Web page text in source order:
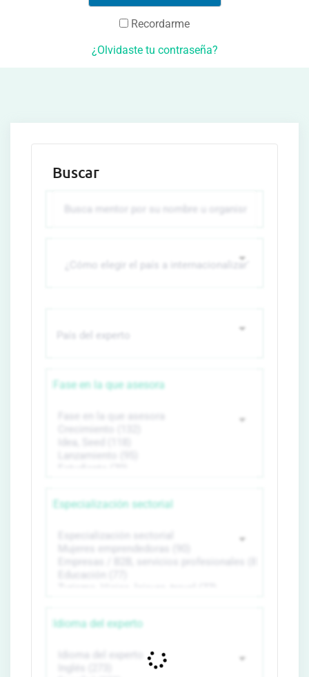
Recordarme
¿Olvidaste tu contraseña?
Buscar
Fase en la que asesora
Especialización sectorial
Idioma del experto